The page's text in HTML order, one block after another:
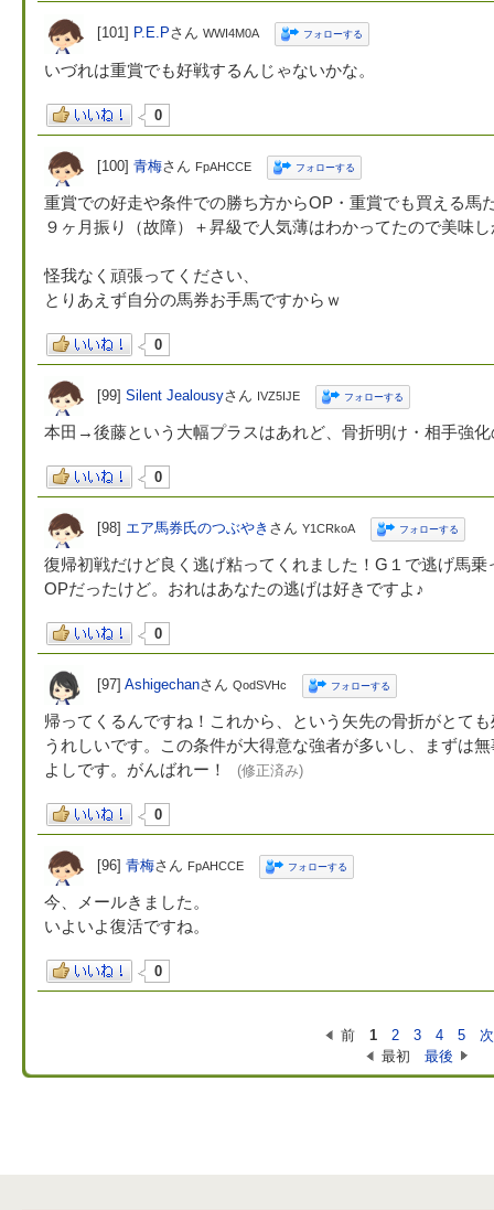
[101] P.E.Pさん WWI4M0A フォローする
いづれは重賞でも好戦するんじゃないかな。
0
[100] 青梅さん FpAHCCE フォローする
重賞での好走や条件での勝ち方からOP・重賞でも買える馬
９ヶ月振り（故障）＋昇級で人気薄はわかってたので美味
怪我なく頑張ってください、
とりあえず自分の馬券お手馬ですからｗ
0
[99] Silent Jealousyさん IVZ5IJE フォローする
本田→後藤という大幅プラスはあれど、骨折明け・相手強
0
[98] エア馬券氏のつぶやき さん Y1CRkoA フォローする
復帰初戦だけど良く逃げ粘ってくれました！G１で逃げ馬
OPだったけど。おれはあなたの逃げは好きですよ♪
0
[97] Ashigechanさん QodSVHc フォローする
帰ってくるんですね！これから、という矢先の骨折がとて
うれしいです。この条件が大得意な強者が多いし、まずは
よしです。がんばれー！
(修正済み)
0
[96] 青梅さん FpAHCCE フォローする
今、メールきました。
いよいよ復活ですね。
0
前 1 2 3 4 5
次
最初
最後